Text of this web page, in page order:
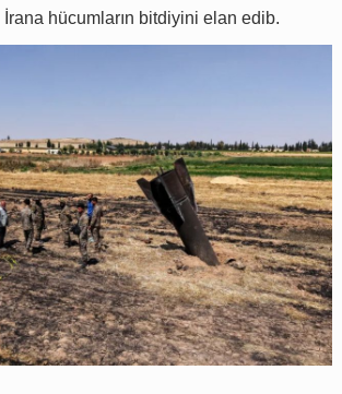
hücumların bitdiyini elan edib.